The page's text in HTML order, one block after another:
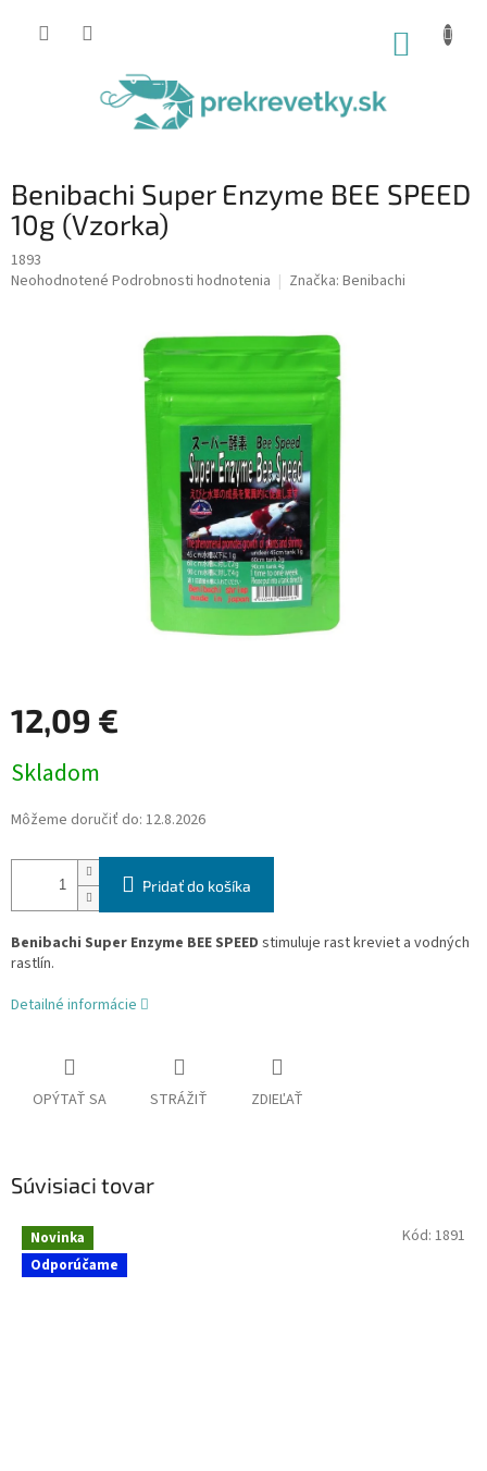
Benibachi Super Enzyme BEE SPEED
10g (Vzorka)
1893
Priemerné
Neohodnotené Podrobnosti hodnotenia Značka: Benibachi
12,09 €
cena:
Skladom
Môžeme doručiť do: 12.8.2026
Pridať do košíka
Benibachi Super Enzyme BEE SPEED stimuluje rast kreviet a vodných
rastlín.
Detailné informácie
OPÝTAŤ SA STRÁŽIŤ ZDIEĽAŤ
Súvisiaci tovar
Novinka
Odporúčame
Kód: 1891